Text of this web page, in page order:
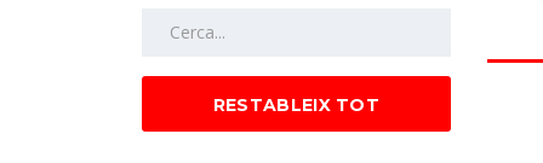
RESTABLEIX TOT